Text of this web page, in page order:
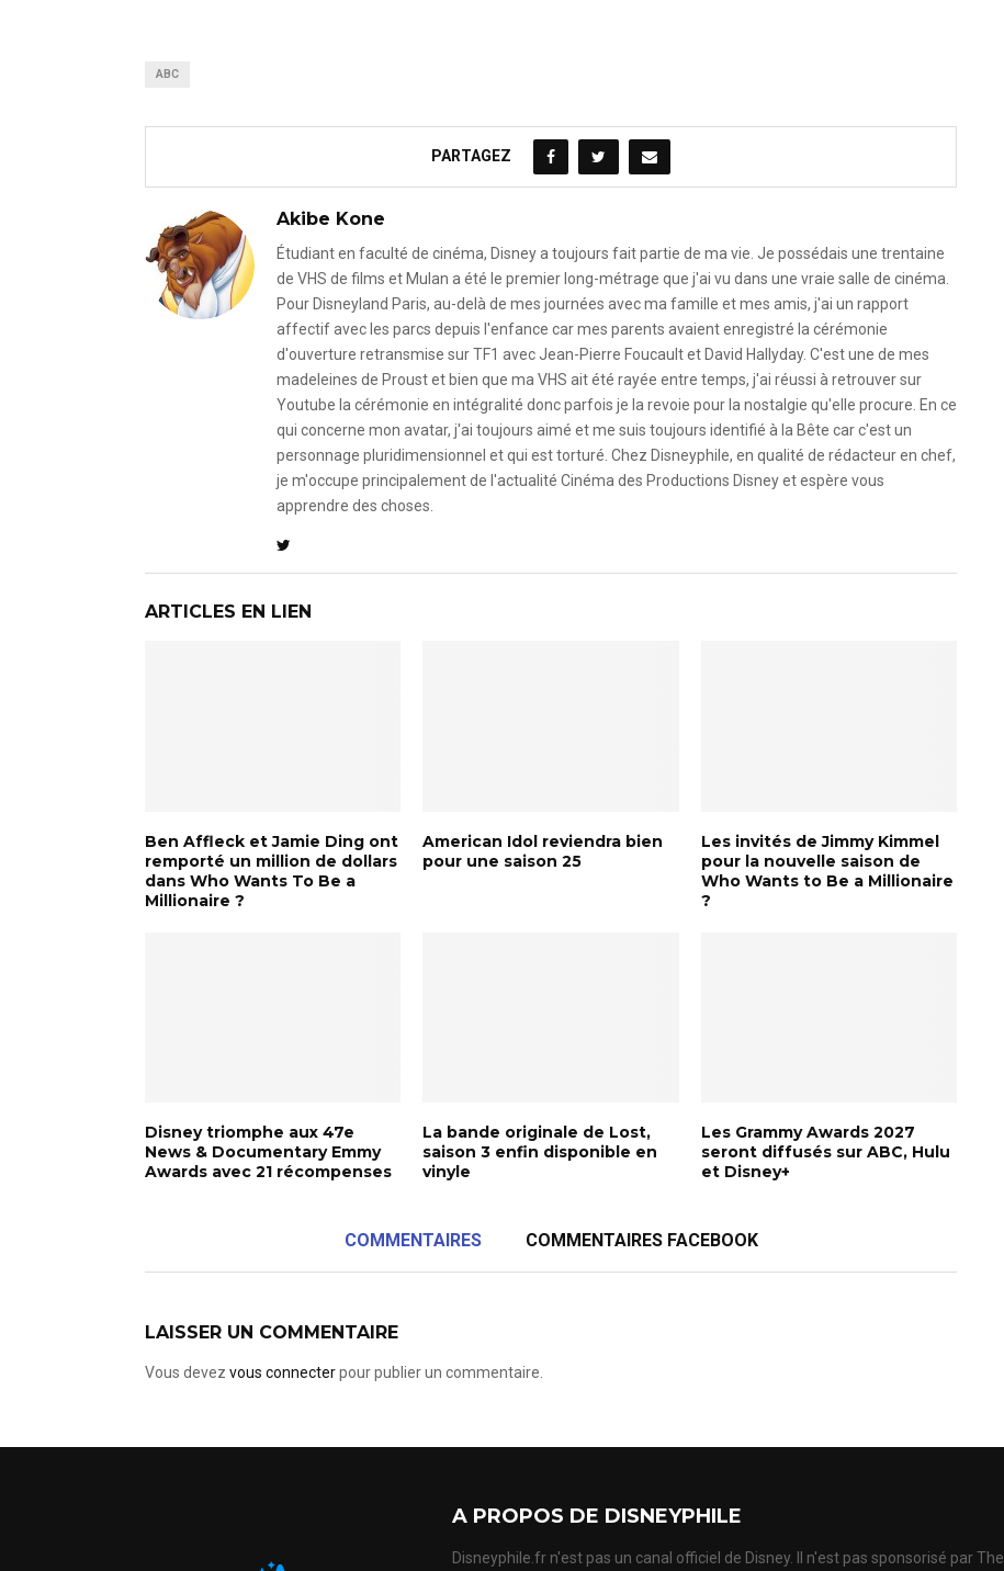
ABC
PARTAGEZ
Akibe Kone
Étudiant en faculté de cinéma, Disney a toujours fait partie de ma vie. Je possédais une trentaine
de VHS de films et Mulan a été le premier long-métrage que j'ai vu dans une vraie salle de cinéma.
Pour Disneyland Paris, au-delà de mes journées avec ma famille et mes amis, j'ai un rapport
affectif avec les parcs depuis l'enfance car mes parents avaient enregistré la cérémonie
d'ouverture retransmise sur TF1 avec Jean-Pierre Foucault et David Hallyday. C'est une de mes
madeleines de Proust et bien que ma VHS ait été rayée entre temps, j'ai réussi à retrouver sur
Youtube la cérémonie en intégralité donc parfois je la revoie pour la nostalgie qu'elle procure. En ce
qui concerne mon avatar, j'ai toujours aimé et me suis toujours identifié à la Bête car c'est un
personnage pluridimensionnel et qui est torturé. Chez Disneyphile, en qualité de rédacteur en chef,
je m'occupe principalement de l'actualité Cinéma des Productions Disney et espère vous
apprendre des choses.
ARTICLES EN LIEN
Ben Affleck et Jamie Ding ont
remporté un million de dollars
dans Who Wants To Be a
Millionaire ?
American Idol reviendra bien
pour une saison 25
Les invités de Jimmy Kimmel
pour la nouvelle saison de
Who Wants to Be a Millionaire
?
Disney triomphe aux 47e
News & Documentary Emmy
Awards avec 21 récompenses
La bande originale de Lost,
saison 3 enfin disponible en
vinyle
Les Grammy Awards 2027
seront diffusés sur ABC, Hulu
et Disney+
COMMENTAIRES COMMENTAIRES FACEBOOK
LAISSER UN COMMENTAIRE
Vous devez vous connecterpour publier un commentaire.
A PROPOS DE DISNEYPHILE
Disneyphile.fr n'est pas un canal officiel de Disney. Il n'est pas sponsorisé par The